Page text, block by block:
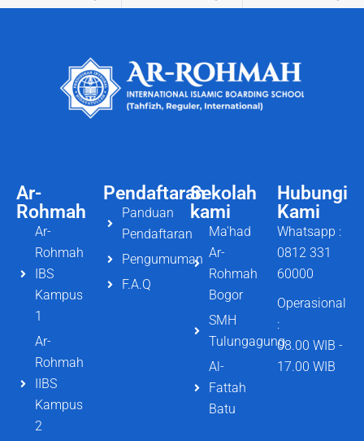
Ar-
Rohmah
Ar-
Rohmah
IBS
Kampus
1
Ar-
Rohmah
IIBS
Kampus
2
Pendaftaran
Panduan
Pendaftaran
Pengumuman
F.A.Q
Hubungi
Kami
Whatsapp :
0812 331
60000
Operasional
:
08.00 WIB -
17.00 WIB
Sekolah
kami
Ma'had
Ar-
Rohmah
Bogor
SMH
Tulungagung
Al-
Fattah
Batu